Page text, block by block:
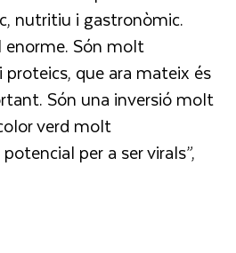
nutritiu i gastronòmic.
enorme. Són molt
proteics, que ara mateix és
Són una inversió molt
verd molt
per a ser virals”,